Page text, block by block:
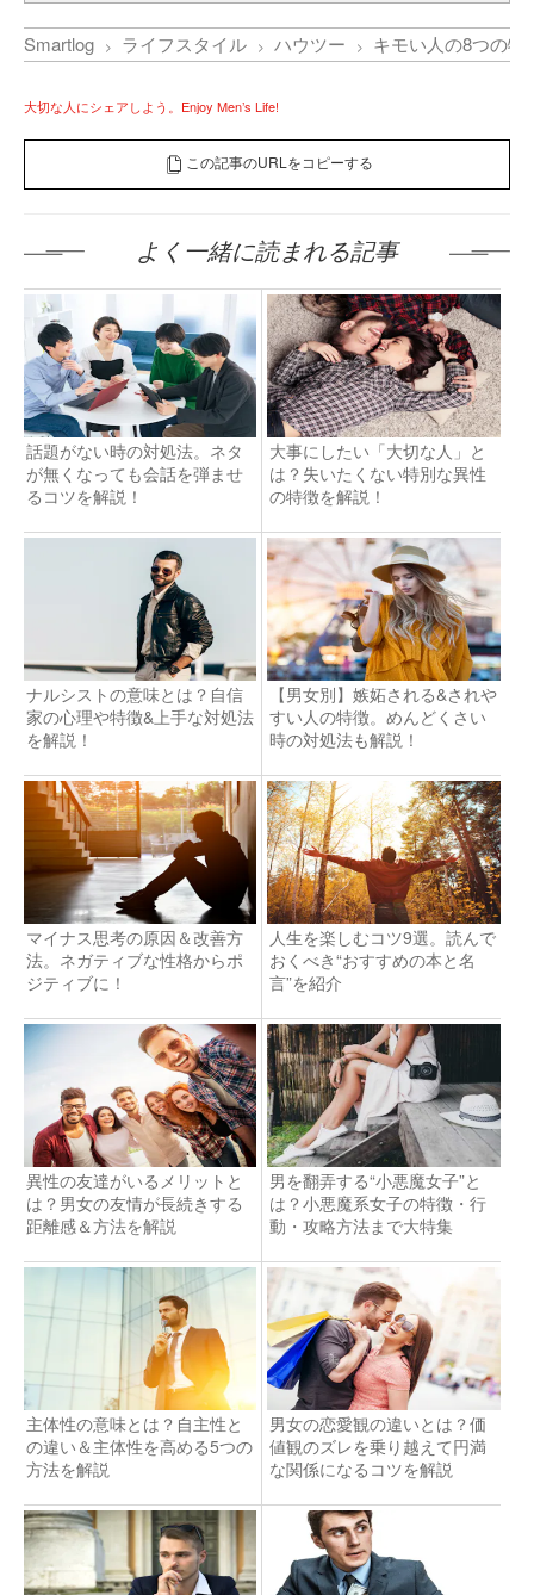
Smartlog ライフスタイル ハウツー キモい人の8つの
大切な人にシェアしよう。Enjoy Men’s Life!
この記事のURLをコピーする
よく一緒に読まれる記事
話題がない時の対処法。ネタ
が無くなっても会話を弾ませ
るコツを解説！
大事にしたい「大切な人」と
は？失いたくない特別な異性
の特徴を解説！
ナルシストの意味とは？自信
家の心理や特徴&上手な対処法
を解説！
【男女別】嫉妬される&されや
すい人の特徴。めんどくさい
時の対処法も解説！
マイナス思考の原因＆改善方
法。ネガティブな性格からポ
ジティブに！
人生を楽しむコツ9選。読んで
おくべき“おすすめの本と名
言”を紹介
異性の友達がいるメリットと
は？男女の友情が長続きする
距離感＆方法を解説
男を翻弄する“小悪魔女子”と
は？小悪魔系女子の特徴・行
動・攻略方法まで大特集
主体性の意味とは？自主性と
の違い＆主体性を高める5つの
方法を解説
男女の恋愛観の違いとは？価
値観のズレを乗り越えて円満
な関係になるコツを解説